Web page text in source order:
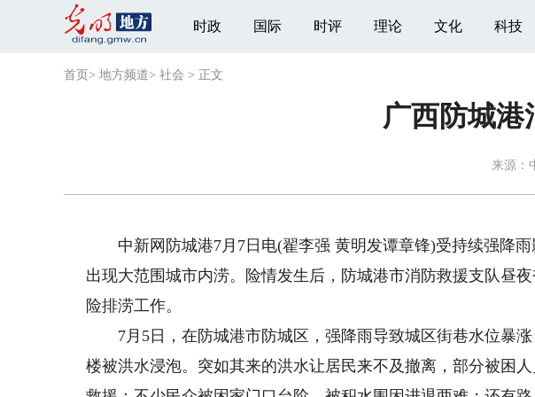
时政 国际 时评 理论 文化 科技
首页 > 地方频道> 社会 > 正文
广西防城
来源：
中新网防城港7月7日电(翟李强 黄明发谭章锋)受持续强降雨
出现大范围城市内涝。险情发生后，防城港市消防救援支队昼
险排涝工作。
7月5日，在防城港市防城区，强降雨导致城区街巷水位暴涨
楼被洪水浸泡。突如其来的洪水让居民来不及撤离，部分被困